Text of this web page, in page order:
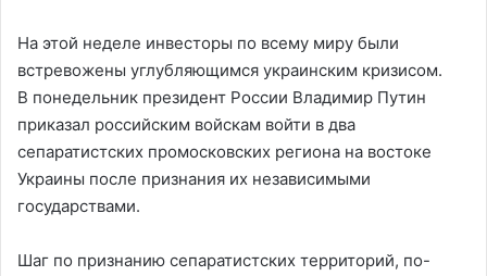
На этой неделе инвесторы по всему миру были
встревожены углубляющимся украинским кризисом.
В понедельник президент России Владимир Путин
приказал российским войскам войти в два
сепаратистских промосковских региона на востоке
Украины после признания их независимыми
государствами.
Шаг по признанию сепаратистских территорий, по-